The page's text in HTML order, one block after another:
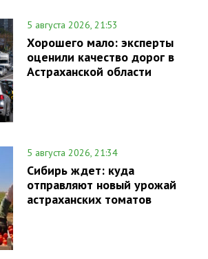
5 августа 2026, 21:53
Хорошего мало: эксперты
оценили качество дорог в
Астраханской области
5 августа 2026, 21:34
Сибирь ждет: куда
отправляют новый урожай
астраханских томатов